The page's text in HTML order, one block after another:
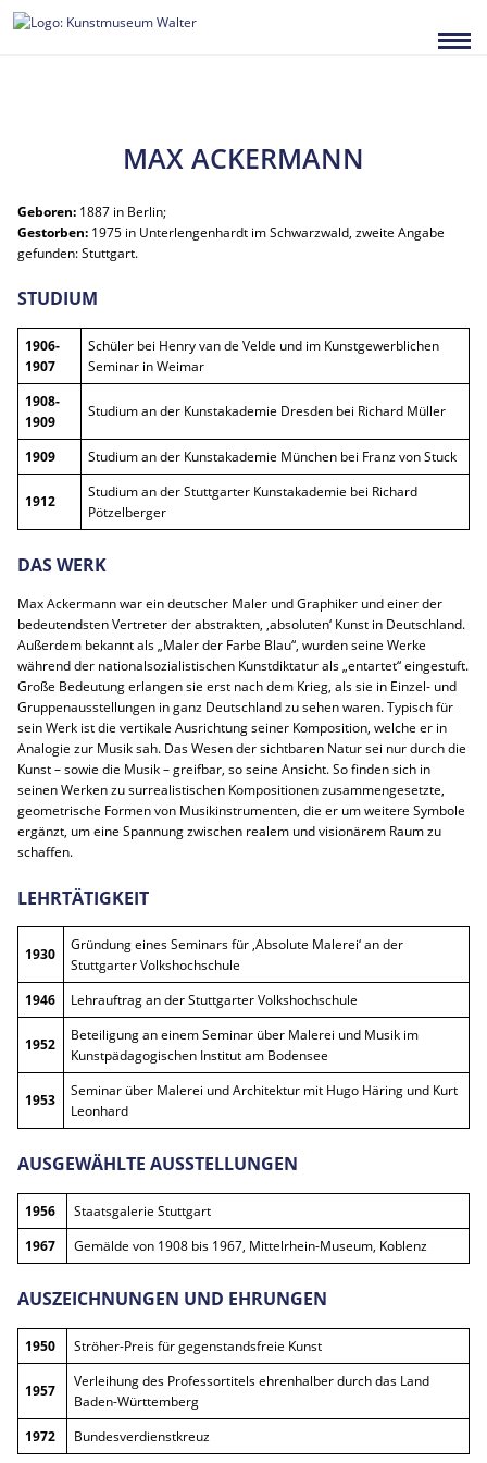
Zum
Inhalt
MAX ACKERMANN
Geboren: 1887 in Berlin;
Gestorben: 1975 in Unterlengenhardt im Schwarzwald, zweite Angabe
gefunden: Stuttgart.
STUDIUM
1906-
1907
Schüler bei Henry van de Velde und im Kunstgewerblichen
Seminar in Weimar
1908-
1909
Studium an der Kunstakademie Dresden bei Richard Müller
1909 Studium an der Kunstakademie München bei Franz von Stuck
1912
Studium an der Stuttgarter Kunstakademie bei Richard
Pötzelberger
DAS WERK
Max Ackermann war ein deutscher Maler und Graphiker und einer der
bedeutendsten Vertreter der abstrakten, ‚absoluten‘ Kunst in Deutschland.
Außerdem bekannt als „Maler der Farbe Blau“, wurden seine Werke
während der nationalsozialistischen Kunstdiktatur als „entartet“ eingestuft.
Große Bedeutung erlangen sie erst nach dem Krieg, als sie in Einzel- und
Gruppenausstellungen in ganz Deutschland zu sehen waren. Typisch für
sein Werk ist die vertikale Ausrichtung seiner Komposition, welche er in
Analogie zur Musik sah. Das Wesen der sichtbaren Natur sei nur durch die
Kunst – sowie die Musik – greifbar, so seine Ansicht. So finden sich in
seinen Werken zu surrealistischen Kompositionen zusammengesetzte,
geometrische Formen von Musikinstrumenten, die er um weitere Symbole
ergänzt, um eine Spannung zwischen realem und visionärem Raum zu
schaffen.
LEHRTÄTIGKEIT
1930
Gründung eines Seminars für ‚Absolute Malerei‘ an der
Stuttgarter Volkshochschule
1946
Lehrauftrag an der Stuttgarter Volkshochschule
1952
Beteiligung an einem Seminar über Malerei und Musik im
Kunstpädagogischen Institut am Bodensee
1953
Seminar über Malerei und Architektur mit Hugo Häring und Kurt
Leonhard
AUSGEWÄHLTE AUSSTELLUNGEN
1956
Staatsgalerie Stuttgart
1967
Gemälde von 1908 bis 1967, Mittelrhein-Museum, Koblenz
AUSZEICHNUNGEN UND EHRUNGEN
1950 Ströher-Preis für gegenstandsfreie Kunst
1957
Verleihung des Professortitels ehrenhalber durch das Land
Baden-Württemberg
1972
Bundesverdienstkreuz